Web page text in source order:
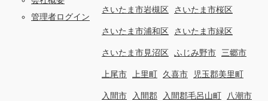
管理者ログイン
さいたま市岩槻区 さいたま市桜区
さいたま市浦和区 さいたま市緑区
さいたま市見沼区 ふじみ野市 三郷市
上尾市 上里町 久喜市 児玉郡美里町
入間市 入間郡 入間郡毛呂山町 八潮市